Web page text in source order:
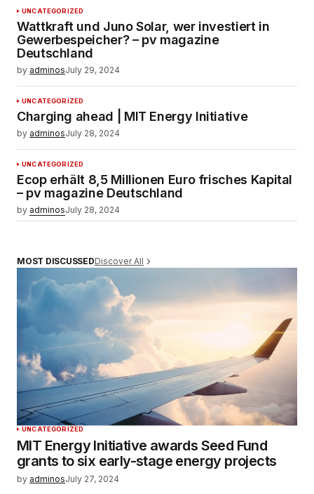
UNCATEGORIZED
Wattkraft und Juno Solar, wer investiert in
Gewerbespeicher? – pv magazine
Deutschland
by adminosJuly 29, 2024
UNCATEGORIZED
Charging ahead | MIT Energy Initiative
by adminosJuly 28, 2024
UNCATEGORIZED
Ecop erhält 8,5 Millionen Euro frisches Kapital
– pv magazine Deutschland
by adminosJuly 28, 2024
MOST DISCUSSEDDiscover All
UNCATEGORIZED
MIT Energy Initiative awards Seed Fund
grants to six early-stage energy projects
by adminosJuly 27, 2024